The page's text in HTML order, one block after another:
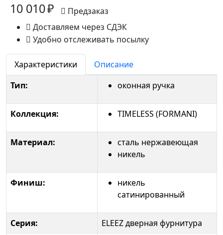
10 010 ₽
Предзаказ
Доставляем через СДЭК
Удобно отслеживать посылку
Характеристики
Описание
Тип:
оконная ручка
Коллекция: TIMELESS (FORMANI)
Материал:
сталь нержавеющая
никель
Финиш:
никель
сатинированный
Серия:
ELEEZ дверная фурнитура